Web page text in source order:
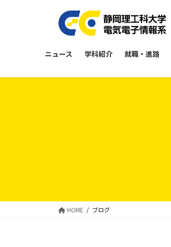
移
ン
ニュース 学科紹介 就職・進路
HOME ブログ